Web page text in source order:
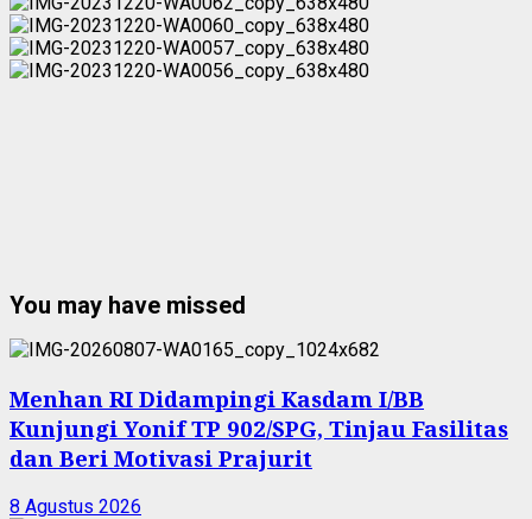
You may have missed
Menhan RI Didampingi Kasdam I/BB
Kunjungi Yonif TP 902/SPG, Tinjau Fasilitas
dan Beri Motivasi Prajurit
8 Agustus 2026